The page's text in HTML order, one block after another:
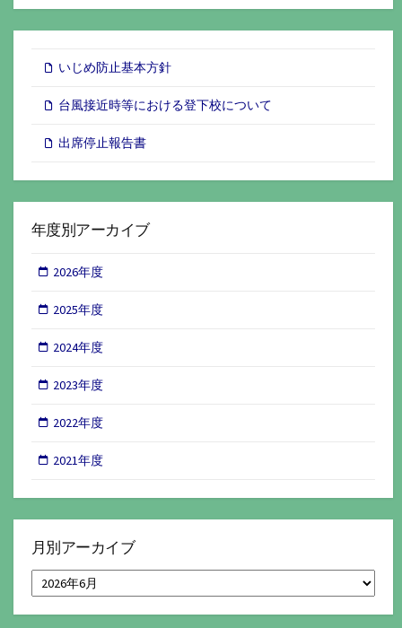
いじめ防止基本方針
台風接近時等における登下校について
出席停止報告書
年度別アーカイブ
2026年度
2025年度
2024年度
2023年度
2022年度
2021年度
月別アーカイブ
月
別
ア